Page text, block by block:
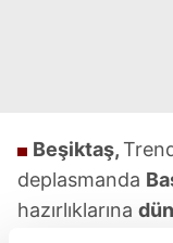
Beşiktaş,
deplasmanda
hazırlıklarına dün